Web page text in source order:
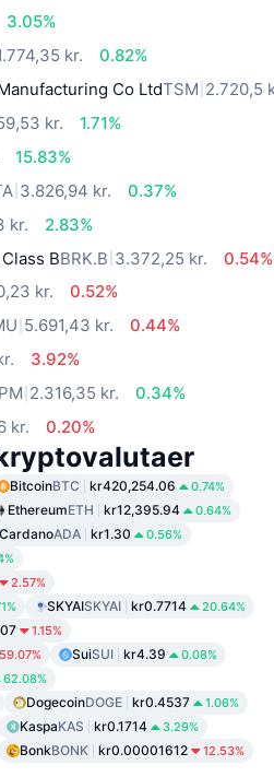
3.05%
kr.
0.82%
Co LtdTSM 2.720,5
kr.
1.71%
15.83%
3.826,94 kr.
0.37%
kr.
2.83%
BBRK.B 3.372,25 kr.
0.54%
kr.
0.52%
5.691,43 kr.
0.44%
3.92%
2.316,35 kr.
0.34%
kr. 0.20%
BitcoinBTC kr420,254.06 0.74%
EthereumETH kr12,395.94 0.64%
CardanoADA kr1.30 0.56%
2.57%
SKYAISKYAI kr0.7714 20.64%
1.15%
59.07% SuiSUI kr4.39 0.08%
62.08%
DogecoinDOGE kr0.4537 1.06%
KaspaKAS kr0.1714 3.29%
BonkBONK kr0.00001612 12.53%